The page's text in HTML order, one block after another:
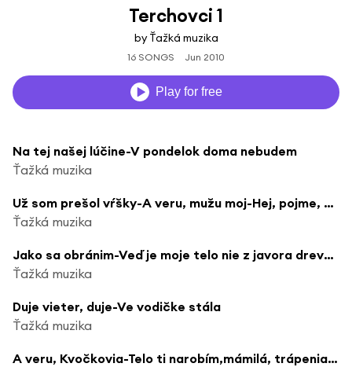
Terchovci 1
by Ťažká muzika
16 SONGS Jun 2010
Play for free
Na tej našej lúčine-V pondelok doma nebudem
Ťažká muzika
Už som prešol vŕšky-A veru, mužu moj-Hej, pojme, milý, pojme číčkať
Ťažká muzika
Jako sa obránim-Veď je moje telo nie z javora drevo-Mal som ja revolver
Ťažká muzika
Duje vieter, duje-Ve vodičke stála
Ťažká muzika
A veru, Kvočkovia-Telo ti narobím,mámilá, trápenia-De si sa podela-Boleli ma nohy